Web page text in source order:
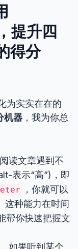
提升四
得分
为实实在在的
机器 ，我为你总
读文章遇到不
表示“高”)，即
，你就可以
这种能力在时间
帮你快速把握文
如果听到某个